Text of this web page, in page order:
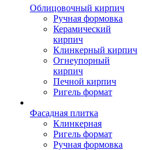
Облицовочный кирпич
Ручная формовка
Керамический
кирпич
Клинкерный кирпич
Огнеупорный
кирпич
Печной кирпич
Ригель формат
Фасадная плитка
Клинкерная
Ригель формат
Ручная формовка